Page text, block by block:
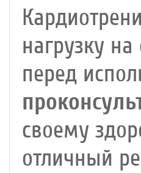
нагрузку
перед
своему
отличный